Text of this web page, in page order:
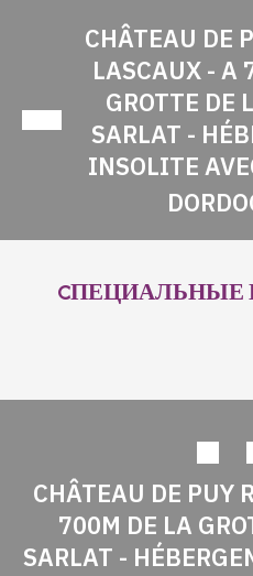
CHÂTEAU DE
LASCAUX - A
GROTTE DE
SARLAT -
INSOLITE
CHÂTEAU DE PUY
700M DE LA
SARLAT -